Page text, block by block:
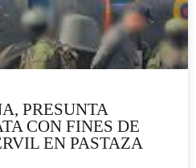
PRESUNTA
CON FINES DE
EN PASTAZA